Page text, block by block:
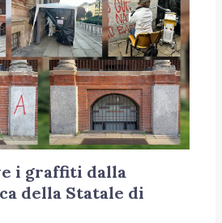
i graffiti dalla
della Statale di